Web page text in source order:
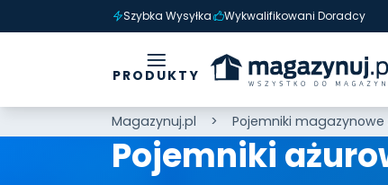
Szybka Wysyłka Wykwalifikowani Doradcy
PRODUKTY
Magazynuj.pl Pojemniki
Pojemniki